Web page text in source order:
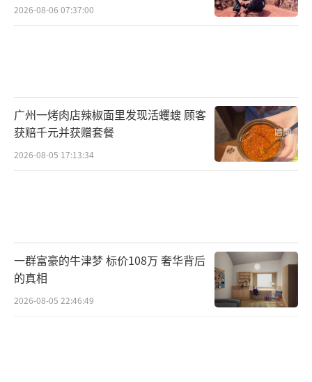
2026-08-06 07:37:00
广州一烤肉店辣椒面里发现活蠼螋 顾客
获赔千元并获赠套餐
2026-08-05 17:13:34
一群富豪的牛津梦 标价108万 奢华背后
的真相
2026-08-05 22:46:49